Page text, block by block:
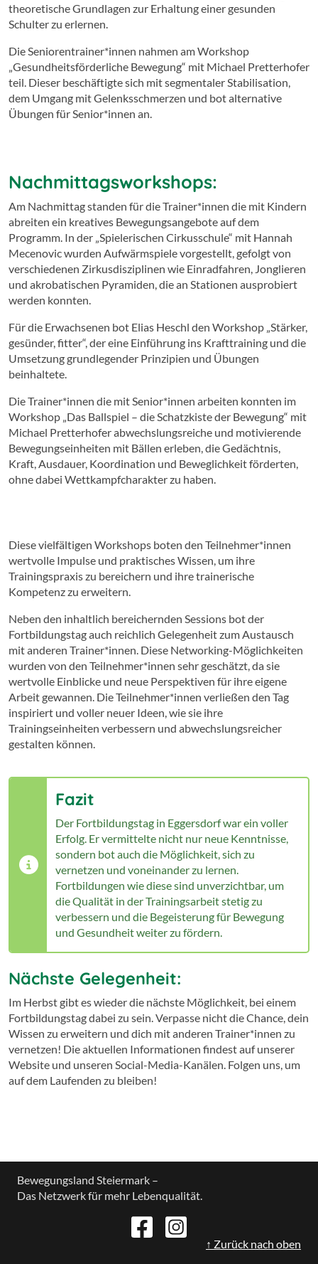
theoretische Grundlagen zur Erhaltung einer gesunden
Schulter zu erlernen.
Die Seniorentrainer*innen nahmen am Workshop
„Gesundheitsförderliche Bewegung“ mit Michael Pretterhofer
teil. Dieser beschäftigte sich mit segmentaler Stabilisation,
dem Umgang mit Gelenksschmerzen und bot alternative
Übungen für Senior*innen an.
Nachmittagsworkshops:
Am Nachmittag standen für die Trainer*innen die mit Kindern
abreiten ein kreatives Bewegungsangebote auf dem
Programm. In der „Spielerischen Cirkusschule“ mit Hannah
Mecenovic wurden Aufwärmspiele vorgestellt, gefolgt von
verschiedenen Zirkusdisziplinen wie Einradfahren, Jonglieren
und akrobatischen Pyramiden, die an Stationen ausprobiert
werden konnten.
Für die Erwachsenen bot Elias Heschl den Workshop „Stärker,
gesünder, fitter“, der eine Einführung ins Krafttraining und die
Umsetzung grundlegender Prinzipien und Übungen
beinhaltete.
Die Trainer*innen die mit Senior*innen arbeiten konnten im
Workshop „Das Ballspiel – die Schatzkiste der Bewegung“ mit
Michael Pretterhofer abwechslungsreiche und motivierende
Bewegungseinheiten mit Bällen erleben, die Gedächtnis,
Kraft, Ausdauer, Koordination und Beweglichkeit förderten,
ohne dabei Wettkampfcharakter zu haben.
Diese vielfältigen Workshops boten den Teilnehmer*innen
wertvolle Impulse und praktisches Wissen, um ihre
Trainingspraxis zu bereichern und ihre trainerische
Kompetenz zu erweitern.
Neben den inhaltlich bereichernden Sessions bot der
Fortbildungstag auch reichlich Gelegenheit zum Austausch
mit anderen Trainer*innen. Diese Networking-Möglichkeiten
wurden von den Teilnehmer*innen sehr geschätzt, da sie
wertvolle Einblicke und neue Perspektiven für ihre eigene
Arbeit gewannen. Die Teilnehmer*innen verließen den Tag
inspiriert und voller neuer Ideen, wie sie ihre
Trainingseinheiten verbessern und abwechslungsreicher
gestalten können.
Fazit
Der Fortbildungstag in Eggersdorf war ein voller
Erfolg. Er vermittelte nicht nur neue Kenntnisse,
sondern bot auch die Möglichkeit, sich zu
vernetzen und voneinander zu lernen.
Fortbildungen wie diese sind unverzichtbar, um
die Qualität in der Trainingsarbeit stetig zu
verbessern und die Begeisterung für Bewegung
und Gesundheit weiter zu fördern.
Nächste Gelegenheit:
Im Herbst gibt es wieder die nächste Möglichkeit, bei einem
Fortbildungstag dabei zu sein. Verpasse nicht die Chance, dein
Wissen zu erweitern und dich mit anderen Trainer*innen zu
vernetzen! Die aktuellen Informationen findest auf unserer
Website und unseren Social-Media-Kanälen. Folgen uns, um
auf dem Laufenden zu bleiben!
Bewegungsland Steiermark –
Das Netzwerk für mehr Lebenqualität.
↑ Zurück nach oben